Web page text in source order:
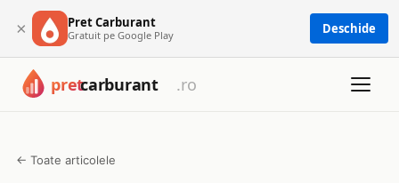
× Pret Carburant
Gratuit pe Google Play Deschide
← Toate articolele